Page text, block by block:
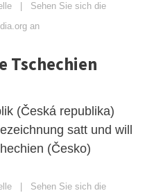
Sehen Sie sich die
an
Tschechien
(Česká republika)
satt und will
(Česko)
Sehen Sie sich die